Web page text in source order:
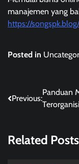
manajemen yang
https://songspk.blog/
Posted in
Post
navigation
Previous:
Panduan
Related Posts